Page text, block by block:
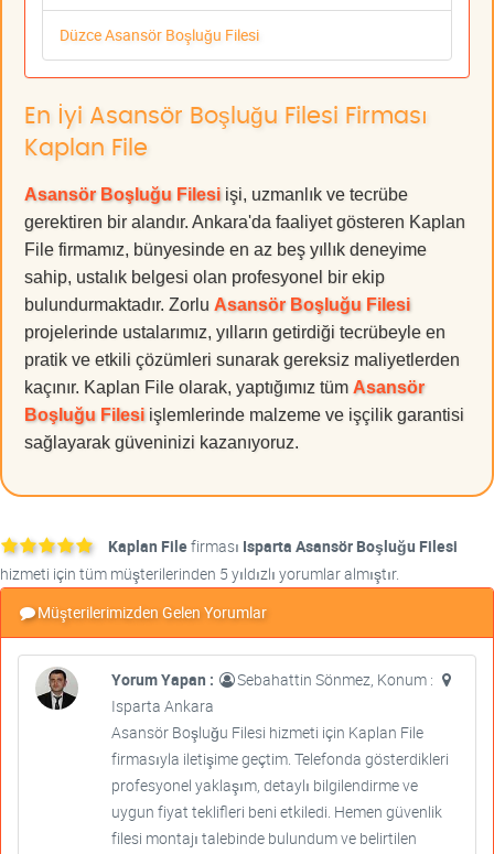
Düzce Asansör Boşluğu Filesi
En İyi Asansör Boşluğu Filesi Firması
Kaplan File
Asansör Boşluğu Filesi işi, uzmanlık ve tecrübe
gerektiren bir alandır. Ankara'da faaliyet gösteren Kaplan
File firmamız, bünyesinde en az beş yıllık deneyime
sahip, ustalık belgesi olan profesyonel bir ekip
bulundurmaktadır. Zorlu Asansör Boşluğu Filesi
projelerinde ustalarımız, yılların getirdiği tecrübeyle en
pratik ve etkili çözümleri sunarak gereksiz maliyetlerden
kaçınır. Kaplan File olarak, yaptığımız tüm Asansör
Boşluğu Filesi işlemlerinde malzeme ve işçilik garantisi
sağlayarak güveninizi kazanıyoruz.
Kaplan Filefirması Isparta Asansör Boşluğu Filesi
hizmeti için tüm müşterilerinden 5 yıldızlı yorumlar almıştır.
Müşterilerimizden Gelen Yorumlar
Yorum Yapan :
Sebahattin Sönmez, Konum :
Isparta Ankara
Asansör Boşluğu Filesi hizmeti için Kaplan File
firmasıyla iletişime geçtim. Telefonda gösterdikleri
profesyonel yaklaşım, detaylı bilgilendirme ve
uygun fiyat teklifleri beni etkiledi. Hemen güvenlik
filesi montajı talebinde bulundum ve belirtilen